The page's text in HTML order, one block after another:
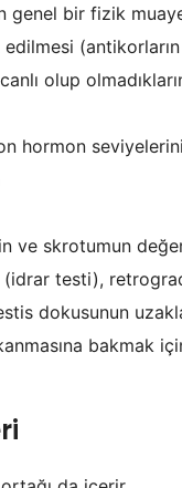
genel bir fizik
(antikorların
olup
hormon
ve skrotumun
(idrar testi),
dokusunun
bakmak